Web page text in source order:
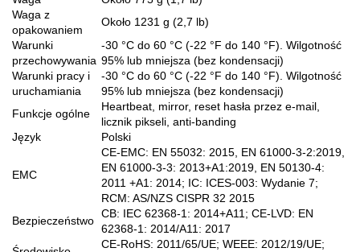
Waga z
opakowaniem
Około 1231 g (2,7 lb)
Warunki
przechowywania
-30 °C do 60 °C (-22 °F do 140 °F). Wilgotność
95% lub mniejsza (bez kondensacji)
Warunki pracy i
uruchamiania
-30 °C do 60 °C (-22 °F do 140 °F). Wilgotność
95% lub mniejsza (bez kondensacji)
Funkcje ogólne
Heartbeat, mirror, reset hasła przez e-mail,
licznik pikseli, anti-banding
Język
Polski
EMC
CE-EMC: EN 55032: 2015, EN 61000-3-2:2019,
EN 61000-3-3: 2013+A1:2019, EN 50130-4:
2011 +A1: 2014; IC: ICES-003: Wydanie 7;
RCM: AS/NZS CISPR 32 2015
Bezpieczeństwo
CB: IEC 62368-1: 2014+A11; CE-LVD: EN
62368-1: 2014/A11: 2017
CE-RoHS: 2011/65/UE; WEEE: 2012/19/UE;